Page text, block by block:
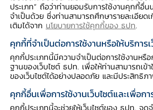
รายละเอียด เอกสารประกอบ
เท่านั้น ทุกความคิดเห็นที่มีต่อร่างดังกล่า
กฎหมาย *
ประเภท” ถือว่าท่านยอมรับการใช้งานคุกกี้อื่
จำเป็นด้วย ซึ่งท่านสามารถศึกษารายละเอีย
เติมได้จาก นโยบายการใช้คุกกี้ของ ธปท.
คุกกี้ที่จำเป็นต่อการใช้งานหรือให้บริการ
คุกกี้ประเภทนี้มีความจำเป็นต่อการใช้งานหรื
ฐานของเว็บไซต์ ธปท. เพื่อให้ท่านสามารถเข้
ของเว็บไซต์ได้อย่างปลอดภัย และมีประสิทธิภ
คุกกี้อื่นเพื่อการใช้งานเว็บไซต์และเพื่อกา
คุกกี้ประเภทนี้จะช่วยให้เว็บไซต์ของ ธปท. จด